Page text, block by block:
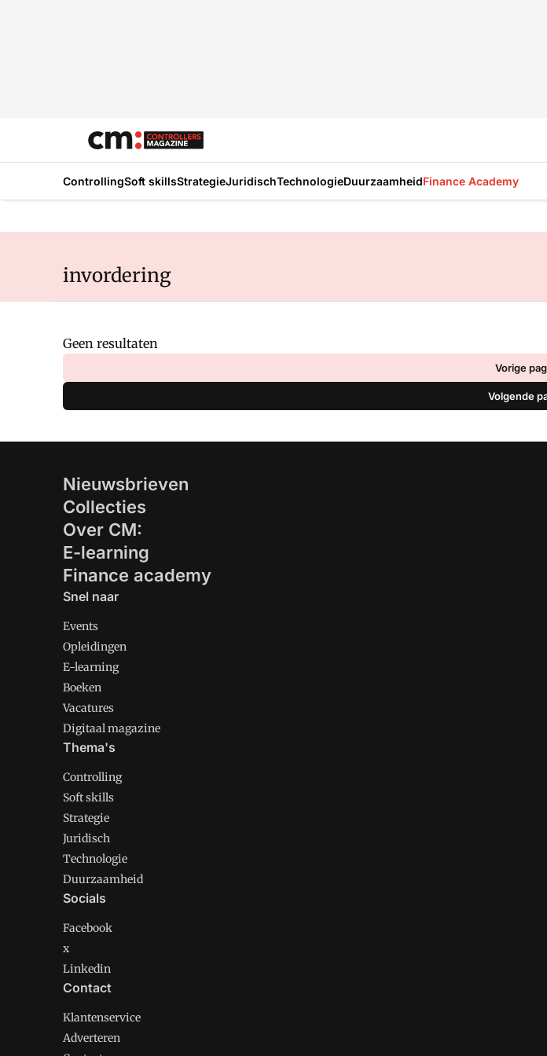
ControllingSoft skillsStrategieJuridischTechnologieDuurzaamheidFinance Academy
invordering
Geen resultaten
Vorige
Volgende
Nieuwsbrieven
Collecties
Over CM:
E-learning
Finance academy
Snel naar
Events
Opleidingen
E-learning
Boeken
Vacatures
Digitaal magazine
Thema's
Controlling
Soft skills
Strategie
Juridisch
Technologie
Duurzaamheid
Socials
Facebook
x
Linkedin
Contact
Klantenservice
Adverteren